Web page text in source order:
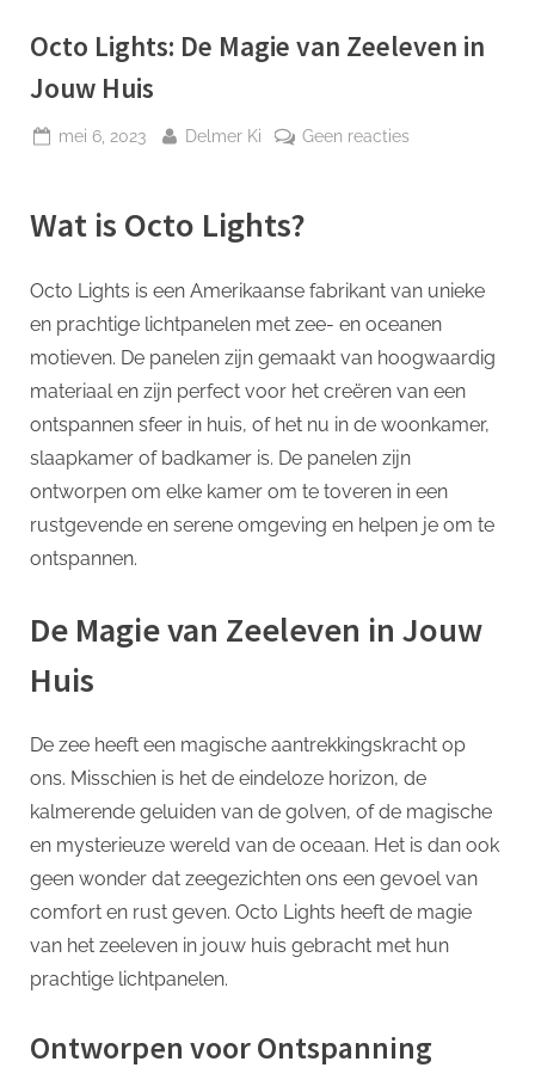
Octo Lights: De Magie van Zeeleven in
Jouw Huis
Geplaatst
mei 6, 2023 Door
Delmer Ki Geen reactiesop
Zeeleven
in
Jouw
Wat is Octo Lights?
Octo Lights is een Amerikaanse fabrikant van unieke
en prachtige lichtpanelen met zee- en oceanen
motieven. De panelen zijn gemaakt van hoogwaardig
materiaal en zijn perfect voor het creëren van een
ontspannen sfeer in huis, of het nu in de woonkamer,
slaapkamer of badkamer is. De panelen zijn
ontworpen om elke kamer om te toveren in een
rustgevende en serene omgeving en helpen je om te
ontspannen.
De Magie van Zeeleven in Jouw
Huis
De zee heeft een magische aantrekkingskracht op
ons. Misschien is het de eindeloze horizon, de
kalmerende geluiden van de golven, of de magische
en mysterieuze wereld van de oceaan. Het is dan ook
geen wonder dat zeegezichten ons een gevoel van
comfort en rust geven. Octo Lights heeft de magie
van het zeeleven in jouw huis gebracht met hun
prachtige lichtpanelen.
Ontworpen voor Ontspanning